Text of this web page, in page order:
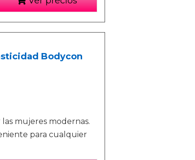
Bodycon
mujeres modernas.
para cualquier